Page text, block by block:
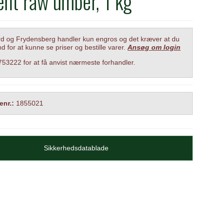
og Frydensberg handler kun engros og det kræver at du
for at kunne se priser og bestille varer.Ansøg om login
for at få anvist nærmeste forhandler.
1855021
Sikkerhedsdatablade